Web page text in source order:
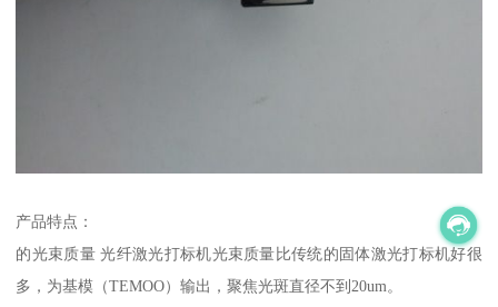
产品特点：
的光束质量 光纤激光打标机光束质量比传统的固体激光打标机好很
多，为基模（TEMOO）输出，聚焦光斑直径不到20um。